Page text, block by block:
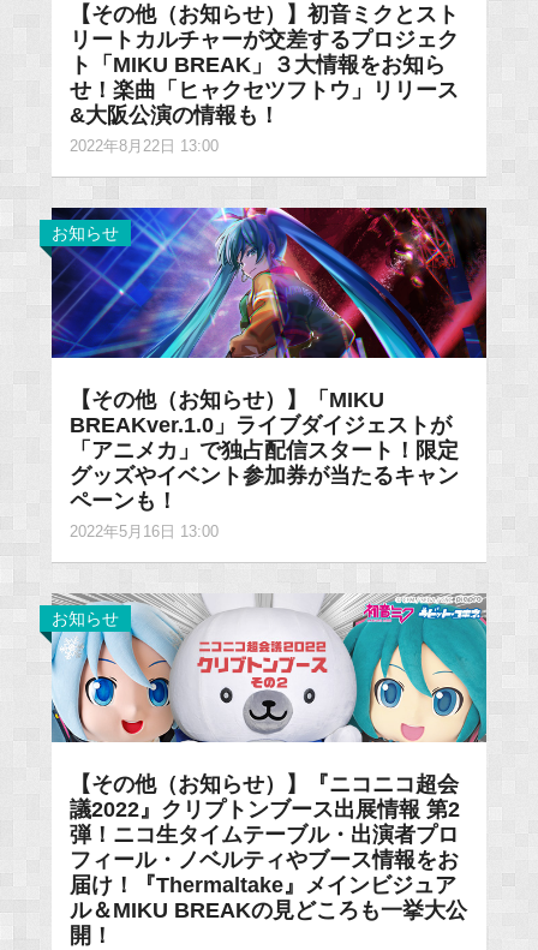
【その他（お知らせ）】初音ミクとスト
リートカルチャーが交差するプロジェク
ト「MIKU BREAK」３大情報をお知ら
せ！楽曲「ヒャクセツフトウ」リリース
&大阪公演の情報も！
2022年8月22日 13:00
お知らせ
【その他（お知らせ）】「MIKU
BREAKver.1.0」ライブダイジェストが
「アニメカ」で独占配信スタート！限定
グッズやイベント参加券が当たるキャン
ペーンも！
2022年5月16日 13:00
お知らせ
【その他（お知らせ）】『ニコニコ超会
議2022』クリプトンブース出展情報 第2
弾！ニコ生タイムテーブル・出演者プロ
フィール・ノベルティやブース情報をお
届け！『Thermaltake』メインビジュア
ル＆MIKU BREAKの見どころも一挙大公
開！